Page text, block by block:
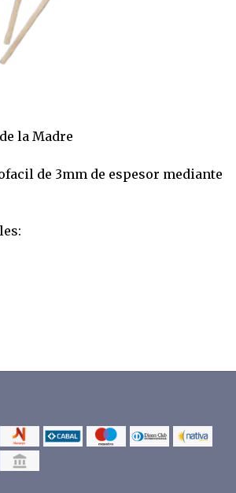
la Madre
de 3mm de espesor mediante